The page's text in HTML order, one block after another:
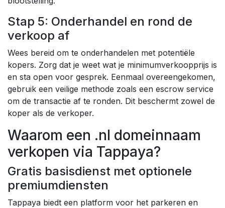
Stap 5: Onderhandel en rond de
verkoop af
Wees bereid om te onderhandelen met potentiële
kopers. Zorg dat je weet wat je minimumverkoopprijs is
en sta open voor gesprek. Eenmaal overeengekomen,
gebruik een veilige methode zoals een escrow service
om de transactie af te ronden. Dit beschermt zowel de
koper als de verkoper.
Waarom een .nl domeinnaam
verkopen via Tappaya?
Gratis basisdienst met optionele
premiumdiensten
Tappaya biedt een platform voor het parkeren en